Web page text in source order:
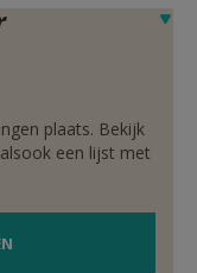
plaats. Bekijk
een lijst met